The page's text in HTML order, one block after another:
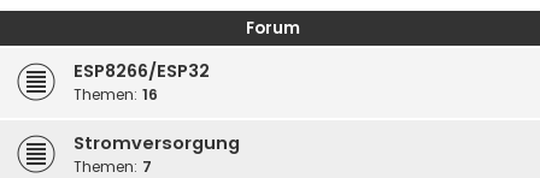
e
Forum
ESP8266/ESP32
Themen: 16
Stromversorgung
Themen: 7